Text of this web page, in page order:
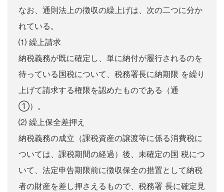
なお、通則法上の徴収の繰上げは、次の二つに分か
れている。
⑴ 繰上請求
納税義務が既に確定し、単に納付が履行されるのを
待っている国税について、税務署長に納期限 を繰り
上げて請求する権限を認めたものである（通
①）。
⑵ 繰上保全差押え
納税義務の成立（課税資産の譲渡等に係る消費税に
ついては、課税期間の経過）後、未確定の国 税につ
いて、法定申告期限前に徴収保全の措置として納税
者の財産を差し押さえるもので、税務署 長に確定見